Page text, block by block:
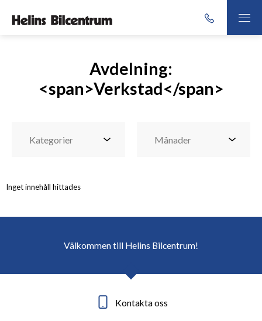
Avdelning:
<span>Verkstad</span>
Inget innehåll hittades
Välkommen till Helins Bilcentrum!
Kontakta oss